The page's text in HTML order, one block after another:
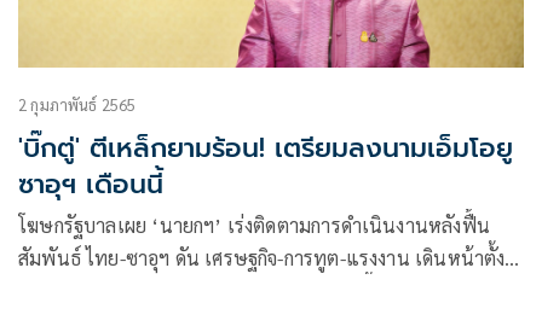
2 กุมภาพันธ์ 2565
'บิ๊กตู่' ตีเหล็กยามร้อน! เตรียมลงนามเอ็มโอยู
ซาอุฯ เดือนนี้
โฆษกรัฐบาลเผย ‘นายกฯ’ เร่งติดตามการดำเนินงานหลังฟื้น
สัมพันธ์ ไทย-ซาอุฯ ดัน เศรษฐกิจ-การทูต-แรงงาน เดินหน้าตั้ง